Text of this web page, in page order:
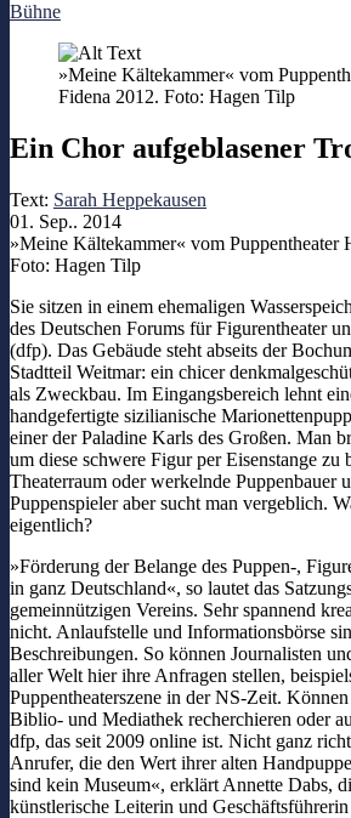
Bühne
»Meine Kältekammer« vom
Fidena 2012. Foto: Hagen Tilp
Ein Chor aufgeblasener
Text: Sarah Heppekausen
01. Sep.. 2014
»Meine Kältekammer« vom Puppentheater
Foto: Hagen Tilp
Sie sitzen in einem ehemaligen
des Deutschen Forums für Figurentheater
(dfp). Das Gebäude steht abseits der
Stadtteil Weitmar: ein chicer
als Zweckbau. Im Eingangsbereich lehnt
handgefertigte sizilianische
einer der Paladine Karls des Großen. Man
um diese schwere Figur per Eisenstange zu
Theaterraum oder werkelnde Puppenbauer
Puppenspieler aber sucht man vergeblich.
eigentlich?
»Förderung der Belange des Puppen-,
in ganz Deutschland«, so lautet das
gemeinnützigen Vereins. Sehr spannend
nicht. Anlaufstelle und Informationsbörse
Beschreibungen. So können Journalisten
aller Welt hier ihre Anfragen stellen,
Puppentheaterszene in der NS-Zeit.
Biblio- und Mediathek recherchieren oder
dfp, das seit 2009 online ist. Nicht ganz
Anrufer, die den Wert ihrer alten
sind kein Museum«, erklärt Annette Dabs,
künstlerische Leiterin und